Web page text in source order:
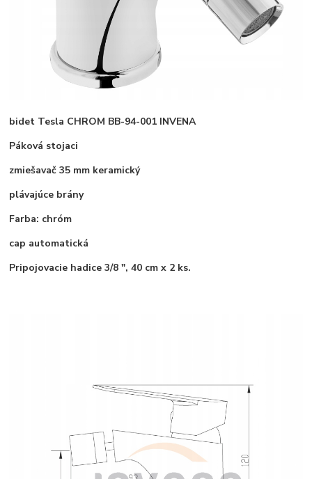
bidet Tesla CHROM BB-94-001 INVENA
Páková stojaci
zmiešavač 35 mm keramický
plávajúce brány
Farba: chróm
cap automatická
Pripojovacie hadice 3/8 ", 40 cm x 2 ks.